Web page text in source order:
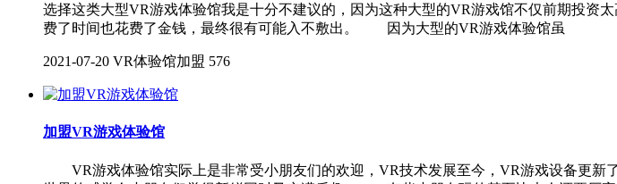
选择这类大型VR游戏体验馆我是十分不建议的，因为这种大型的VR游戏馆不仅前期投资
费了时间也花费了金钱，最终很有可能入不敷出。 因为大型的VR游戏体验馆虽
2021-07-20 VR体验馆加盟 576
加盟VR游戏体验馆
VR游戏体验馆实际上是非常受小朋友们的欢迎，VR技术发展至今，VR游戏设备更新